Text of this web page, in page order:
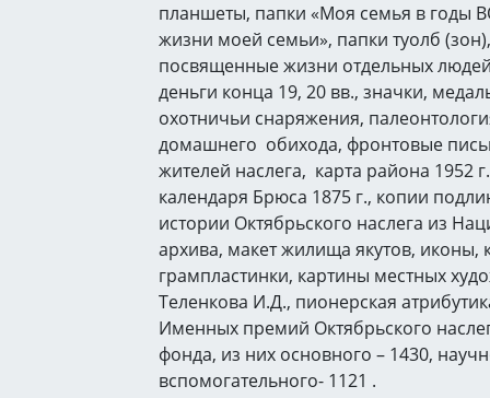
планшеты, папки «Моя семья в годы
жизни моей семьи», папки туолб
посвященные жизни отдельных
деньги конца 19, 20 вв., значки,
охотничьи снаряжения,
домашнего обихода, фронтовые
жителей наслега, карта района 1952
календаря Брюса 1875 г., копии
истории Октябрьского наслега из
архива, макет жилища якутов, иконы,
грампластинки, картины местных
Теленкова И.Д., пионерская
Именных премий Октябрьского
фонда, из них основного – 1430,
вспомогательного- 1121 .